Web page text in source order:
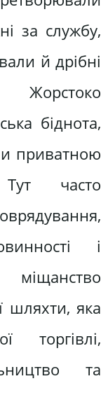
за службу,
й дрібні
Жорстоко
біднота,
приватною
Тут часто
і
шляхти, яка
торгівлі,
та